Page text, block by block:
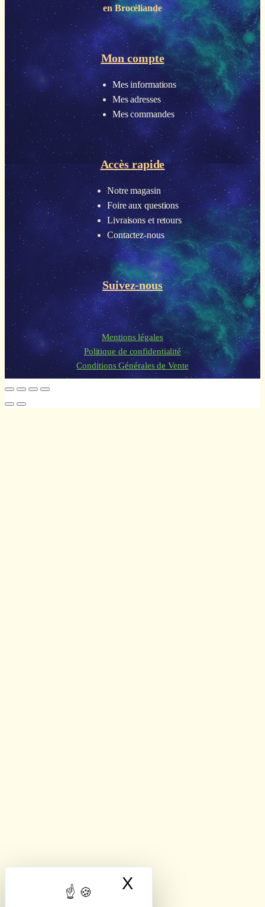
X
en Brocéliande
Mon compte
Mes informations
Mes adresses
Mes commandes
Accès rapide
Notre magasin
Foire aux questions
Livraisons et retours
Contactez-nous
Suivez-nous
Mentions légales
Politique de confidentialité
Conditions Générales de Vente